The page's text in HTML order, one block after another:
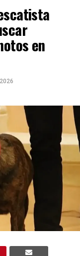
en